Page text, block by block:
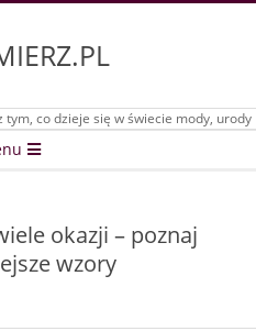
co dzieje się w świecie mody, urody
okazji – poznaj
wzory